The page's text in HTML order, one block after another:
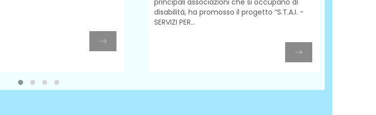
principali associazioni che si occupano di
disabilità, ha promosso il progetto “S.T.A.I. -
SERVIZI PER...